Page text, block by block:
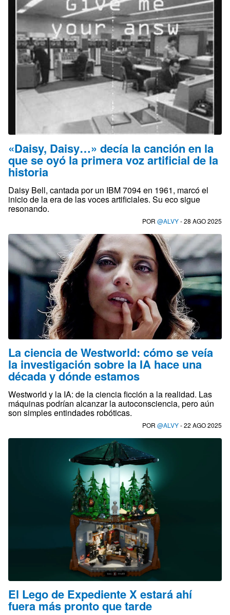
«Daisy, Daisy…» decía la canción en la
que se oyó la primera voz artificial de la
historia
Daisy Bell, cantada por un IBM 7094 en 1961, marcó el
inicio de la era de las voces artificiales. Su eco sigue
resonando.
POR @ALVY- 28 AGO 2025
La ciencia de Westworld: cómo se veía
la investigación sobre la IA hace una
década y dónde estamos
Westworld y la IA: de la ciencia ficción a la realidad. Las
máquinas podrían alcanzar la autoconsciencia, pero aún
son simples entindades robóticas.
POR @ALVY- 22 AGO 2025
El Lego de Expediente X estará ahí
fuera más pronto que tarde